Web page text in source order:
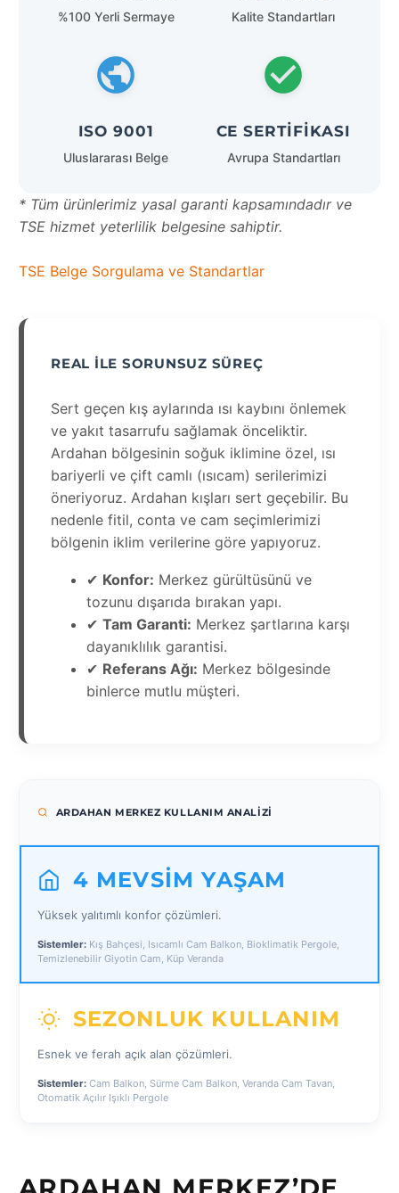
%100 Yerli Sermaye Kalite Standartları
ISO 9001
Uluslararası Belge
CE SERTIFIKASI
Avrupa Standartları
* Tüm ürünlerimiz yasal garanti kapsamındadır ve
TSE hizmet yeterlilik belgesine sahiptir.
TSE Belge Sorgulama ve Standartlar
REAL İLE SORUNSUZ SÜREÇ
Sert geçen kış aylarında ısı kaybını önlemek
ve yakıt tasarrufu sağlamak önceliktir.
Ardahan bölgesinin soğuk iklimine özel, ısı
bariyerli ve çift camlı (ısıcam) serilerimizi
öneriyoruz. Ardahan kışları sert geçebilir. Bu
nedenle fitil, conta ve cam seçimlerimizi
bölgenin iklim verilerine göre yapıyoruz.
✔ Konfor: Merkez gürültüsünü ve
tozunu dışarıda bırakan yapı.
✔ Tam Garanti: Merkez şartlarına karşı
dayanıklılık garantisi.
✔ Referans Ağı: Merkez bölgesinde
binlerce mutlu müşteri.
ARDAHAN MERKEZ KULLANIM ANALIZI
4 MEVSIM YAŞAM
Yüksek yalıtımlı konfor çözümleri.
Sistemler: Kış Bahçesi, Isıcamlı Cam Balkon, Bioklimatik Pergole,
Temizlenebilir Giyotin Cam, Küp Veranda
SEZONLUK KULLANIM
Esnek ve ferah açık alan çözümleri.
Sistemler: Cam Balkon, Sürme Cam Balkon, Veranda Cam Tavan,
Otomatik Açılır Işıklı Pergole